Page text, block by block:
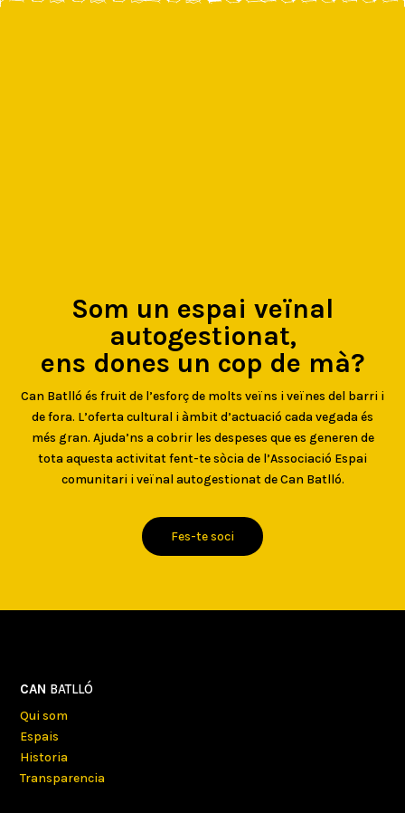
Som un espai veïnal
autogestionat,
ens dones un cop de mà?
Can Batlló és fruit de l’esforç de molts veïns i veïnes del barri i
de fora. L’oferta cultural i àmbit d’actuació cada vegada és
més gran. Ajuda’ns a cobrir les despeses que es generen de
tota aquesta activitat fent-te sòcia de l’Associació Espai
comunitari i veïnal autogestionat de Can Batlló.
Fes-te soci
CAN BATLLÓ
Qui som
Espais
Historia
Transparencia